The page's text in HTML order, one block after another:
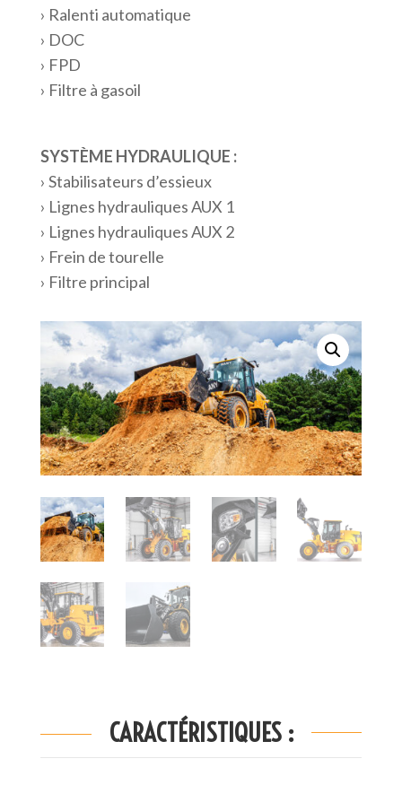
› Ralenti automatique
› DOC
› FPD
› Filtre à gasoil
SYSTÈME HYDRAULIQUE :
› Stabilisateurs d’essieux
› Lignes hydrauliques AUX 1
› Lignes hydrauliques AUX 2
› Frein de tourelle
› Filtre principal
CARACTÉRISTIQUES :